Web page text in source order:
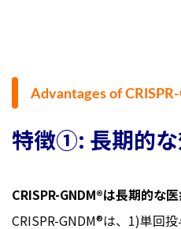
Advantages of
特徴①: 長期的
CRISPR-GNDM®は長期的な
CRISPR-GNDM®は、1)単回